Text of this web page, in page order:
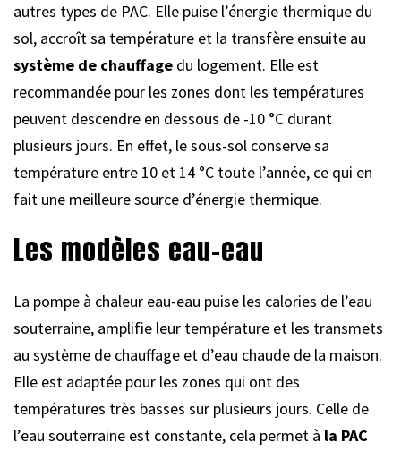
autres types de PAC. Elle puise l’énergie thermique du
sol, accroît sa température et la transfère ensuite au
système de chauffage du logement. Elle est
recommandée pour les zones dont les températures
peuvent descendre en dessous de -10 °C durant
plusieurs jours. En effet, le sous-sol conserve sa
température entre 10 et 14 °C toute l’année, ce qui en
fait une meilleure source d’énergie thermique.
Les modèles eau-eau
La pompe à chaleur eau-eau puise les calories de l’eau
souterraine, amplifie leur température et les transmets
au système de chauffage et d’eau chaude de la maison.
Elle est adaptée pour les zones qui ont des
températures très basses sur plusieurs jours. Celle de
l’eau souterraine est constante, cela permet à la PAC